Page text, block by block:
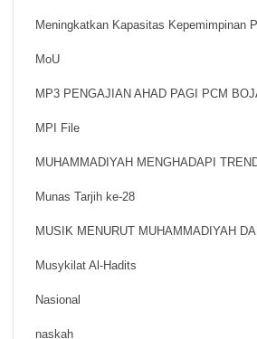
Meningkatkan Kapasitas Kepemimpinan
MoU
MP3 PENGAJIAN AHAD PAGI PCM
MPI File
MUHAMMADIYAH MENGHADAPI
Munas Tarjih ke-28
MUSIK MENURUT MUHAMMADIYAH
Musykilat Al-Hadits
Nasional
naskah